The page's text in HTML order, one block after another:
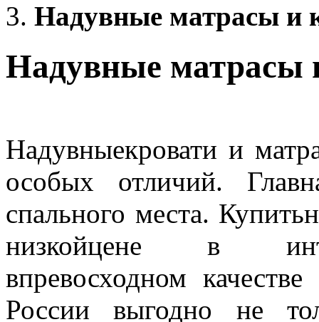
Надувные матрасы и
Надувные матрасы
Надувныекровати и
особых отличий.
спального места.
низкойцене в
впревосходном
России выгодно не